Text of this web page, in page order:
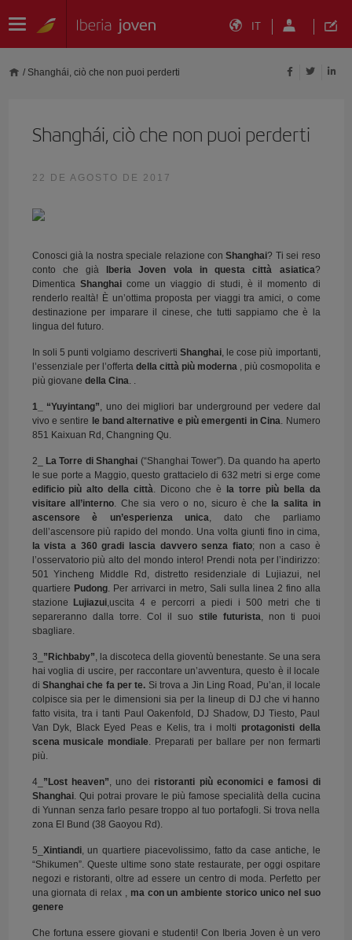
IT
/ Shanghái, ciò che non puoi perderti
Shanghái, ciò che non puoi perderti
22 DE AGOSTO DE 2017
Conosci già la nostra speciale relazione conShanghai? Ti sei reso
conto che già
Iberia Joven vola in questa città asiatica?
Dimentica Shanghai come un viaggio di studi, è il momento di
renderlo realtà! È un’ottima proposta per viaggi tra amici, o come
destinazione per imparare il cinese, che tutti sappiamo che è la
lingua del futuro.
In soli 5 punti volgiamo descriverti Shanghai, le cose più importanti,
l’essenziale per l’offerta della città più moderna , più cosmopolita e
più giovane della Cina. .
1_ “Yuyintang”, uno dei migliori bar underground per vedere dal
vivo e sentire le band alternative e più emergenti in Cina. Numero
851 Kaixuan Rd, Changning Qu.
2_ La Torre di Shanghai (“Shanghai Tower”). Da quando ha aperto
le sue porte a Maggio, questo grattacielo di 632 metri si erge come
edificio più alto della città. Dicono che è
la torre più bella da
visitare all’interno. Che sia vero o no, sicuro è che
la salita in
ascensore è un’esperienza unica, dato che parliamo
dell’ascensore più rapido del mondo. Una volta giunti fino in cima,
la vista a 360 gradi lascia davvero senza fiato; non a caso è
l’osservatorio più alto del mondo intero! Prendi nota per l’indirizzo:
501 Yincheng Middle Rd, distretto residenziale di Lujiazui, nel
quartiere Pudong. Per arrivarci in metro, Sali sulla linea 2 fino alla
stazione
Lujiazui,uscita 4 e percorri a piedi i 500 metri che ti
separeranno dalla torre. Col il suostile futurista, non ti puoi
sbagliare.
3_ ”Richbaby”, la discoteca della gioventù benestante. Se una sera
hai voglia di uscire, per raccontare un’avventura, questo è il locale
di Shanghaiche fa per te. Si trova a Jin Ling Road, Pu’an, il locale
colpisce sia per le dimensioni sia per la lineup di DJ che vi hanno
fatto visita, tra i tanti Paul Oakenfold, DJ Shadow, DJ Tiesto, Paul
Van Dyk, Black Eyed Peas e Kelis, tra i molti protagonisti della
scena musicale mondiale. Preparati per ballare per non fermarti
più.
4_ ”Lost heaven”, uno dei ristoranti più economici e famosi di
Shanghai. Qui potrai provare le più famose specialità della cucina
di Yunnan senza farlo pesare troppo al tuo portafogli. Si trova nella
zona El Bund (38 Gaoyou Rd).
5_ Xintiandi, un quartiere piacevolissimo, fatto da case antiche, le
“Shikumen”. Queste ultime sono state restaurate, per oggi ospitare
negozi e ristoranti, oltre ad essere un centro di moda. Perfetto per
una giornata di relax , ma con un ambiente storico unico nel suo
genere
Che fortuna essere giovani e studenti! Con Iberia Joven è un vero